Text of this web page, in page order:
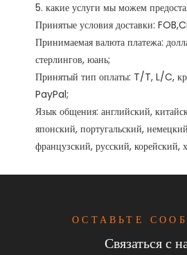
5. какие услуги мы можем
Принятые условия доставки:
Принимаемая валюта платежа:
стерлингов, юань;
Принятый тип оплаты: T/T, L/C,
PayPal;
Язык общения: английский,
японский, португальский,
ОСТАВЬТЕ
Связаться с